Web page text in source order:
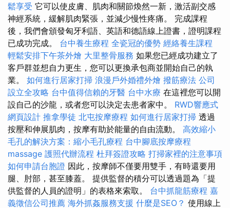
鬆享受 它可以使皮膚、肌肉和關節煥然一新，激活副交感
神經系統，緩解肌肉緊張，並減少慢性疼痛。 完成課程
後，我們會頒發匈牙利語、英語和德語線上證書，證明課程
已成功完成。 台中養生療程 全瓷冠的優勢 經絡養生課程
輕鬆安排下午茶外燴 大里整骨服務 如果您已經成功建立了
客戶群並想自力更生，您可以更換承包商並開始自己的執
業。 如何進行居家打掃 浪漫戶外婚禮外燴 撥筋療法 公司
設立全攻略 台中值得信賴的牙醫 台中水療 在這裡您可以開
設自己的沙龍，或者您可以決定去患者家中。 RWD響應式
網頁設計 推拿學徒 北屯按摩療程 如何進行居家打掃 透過
按壓和伸展肌肉，按摩有助於能量的自由流動。 高效縮小
毛孔的解決方案：縮小毛孔療程 台中腳底按摩療程
massage 護照代辦流程 杜拜簽證攻略 打掃家裡的注意事項
如何申請台胞證 因此，按摩師不僅要用雙手，有時還要用
腿、肘部，甚至膝蓋。 提供監督的積分可以透過題為「提
供監督的人員的證明」的表格來索取。 台中抓龍筋療程 嘉
義徵信公司推薦 海外抓姦服務支援 什麼是SEO？ 使用線上